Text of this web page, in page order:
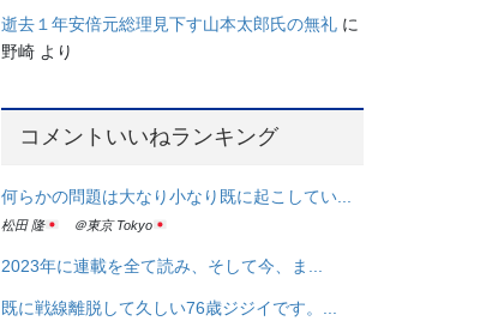
逝去１年安倍元総理見下す山本太郎氏の無礼 に
野崎 より
コメントいいねランキング
何らかの問題は大なり小なり既に起こしてい...
松田 隆 ＠東京 Tokyo
2023年に連載を全て読み、そして今、ま...
既に戦線離脱して久しい76歳ジジイです。...